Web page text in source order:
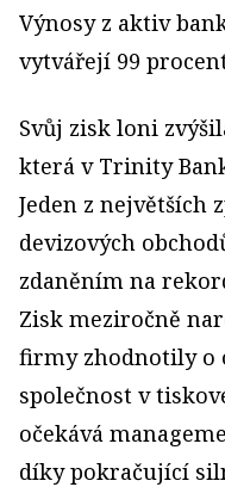
Výnosy z aktiv
vytvářejí 99
Svůj zisk loni
která v Trinity
Jeden z největších
devizových
zdaněním na
Zisk meziročně
firmy zhodnotily o
společnost v
očekává
díky pokračující